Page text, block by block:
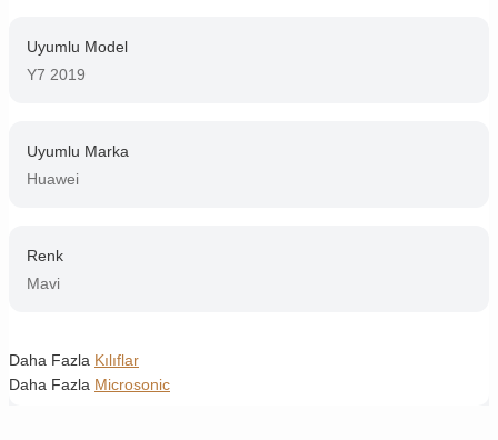
Uyumlu Model
Y7 2019
Uyumlu Marka
Huawei
Renk
Mavi
Daha Fazla Kılıflar
Daha Fazla Microsonic